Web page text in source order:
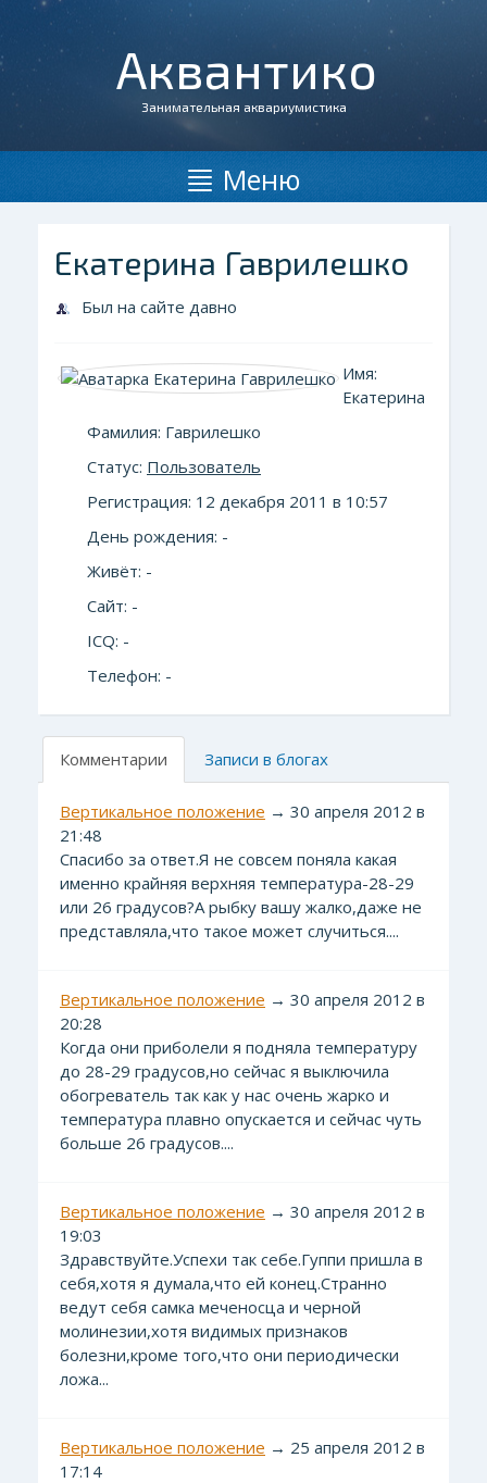
Аквантико
Занимательная аквариумистика
Меню
Екатерина Гаврилешко
Был на сайте давно
Имя:
Екатерина
Фамилия: Гаврилешко
Статус: Пользователь
Регистрация: 12 декабря 2011 в 10:57
День рождения: -
Живёт: -
Сайт: -
ICQ: -
Телефон: -
Комментарии Записи в блогах
Вертикальное положение → 30 апреля 2012 в
21:48
Спасибо за ответ.Я не совсем поняла какая
именно крайняя верхняя температура-28-29
или 26 градусов?А рыбку вашу жалко,даже не
представляла,что такое может случиться....
Вертикальное положение → 30 апреля 2012 в
20:28
Когда они приболели я подняла температуру
до 28-29 градусов,но сейчас я выключила
обогреватель так как у нас очень жарко и
температура плавно опускается и сейчас чуть
больше 26 градусов....
Вертикальное положение → 30 апреля 2012 в
19:03
Здравствуйте.Успехи так себе.Гуппи пришла в
себя,хотя я думала,что ей конец.Странно
ведут себя самка меченосца и черной
молинезии,хотя видимых признаков
болезни,кроме того,что они периодически
ложа...
Вертикальное положение → 25 апреля 2012 в
17:14